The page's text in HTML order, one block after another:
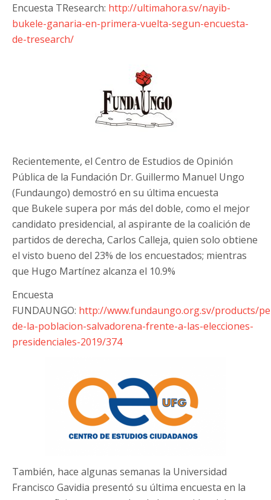
Encuesta TResearch: http://ultimahora.sv/nayib-
bukele-ganaria-en-primera-vuelta-segun-encuesta-
de-tresearch/
Recientemente, el Centro de Estudios de Opinión
Pública de la Fundación Dr. Guillermo Manuel Ungo
(Fundaungo) demostró en su última encuesta
que Bukele supera por más del doble, como el mejor
candidato presidencial, al aspirante de la coalición de
partidos de derecha, Carlos Calleja, quien solo obtiene
el visto bueno del 23% de los encuestados; mientras
que Hugo Martínez alcanza el 10.9%
Encuesta
FUNDAUNGO: http://www.fundaungo.org.sv/products/
de-la-poblacion-salvadorena-frente-a-las-elecciones-
presidenciales-2019/374
También, hace algunas semanas la Universidad
Francisco Gavidia presentó su última encuesta en la